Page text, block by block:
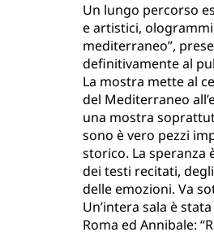
Un lungo percorso
e artistici,
mediterraneo”,
definitivamente al
La mostra mette al
del Mediterraneo
una mostra
sono è vero pezzi
storico. La speranza
dei testi recitati,
delle emozioni. Va
Un’intera sala è
Roma ed Annibale: